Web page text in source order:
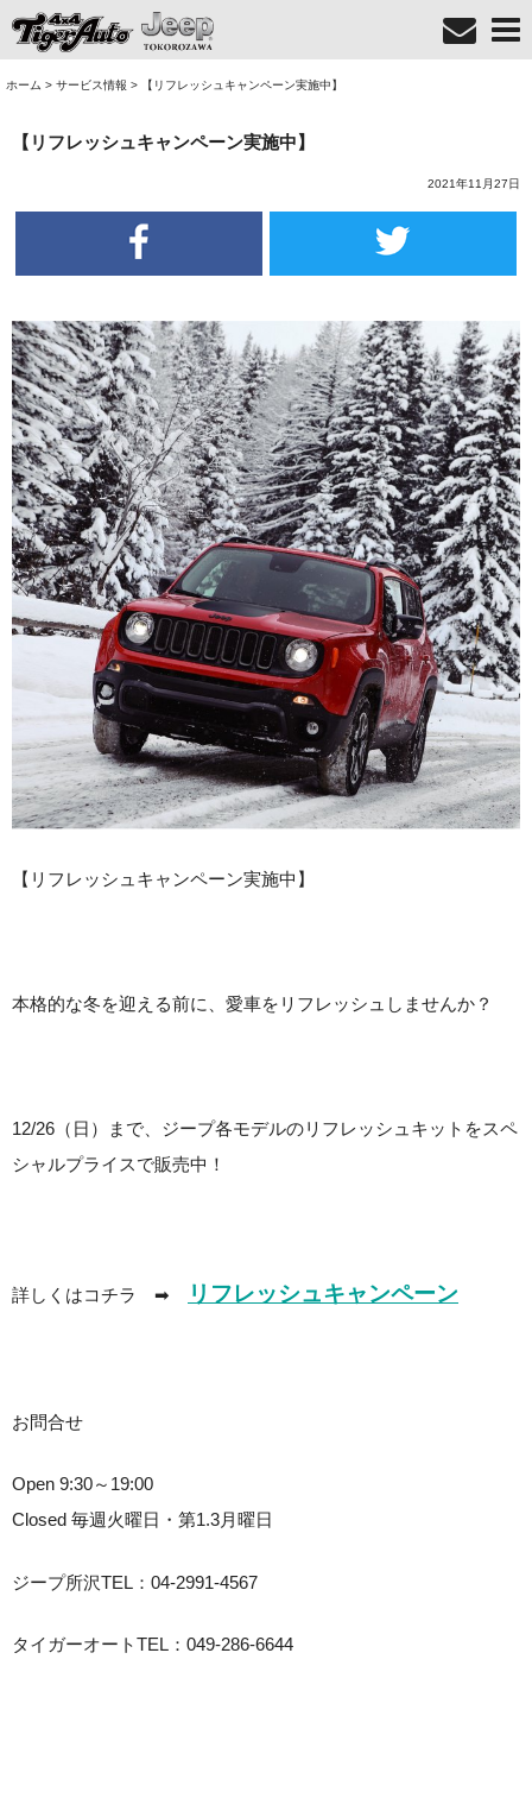
ホーム > サービス情報 > 【リフレッシュキャンペーン実施中】
【リフレッシュキャンペーン実施中】
2021年11月27日
【リフレッシュキャンペーン実施中】
本格的な冬を迎える前に、愛車をリフレッシュしませんか？
12/26（日）まで、ジープ各モデルのリフレッシュキットをスペ
シャルプライスで販売中！
詳しくはコチラ ➡ リフレッシュキャンペーン
お問合せ
Open 9:30～19:00
Closed 毎週火曜日・第1.3月曜日
ジープ所沢TEL：04-2991-4567
タイガーオートTEL：049-286-6644